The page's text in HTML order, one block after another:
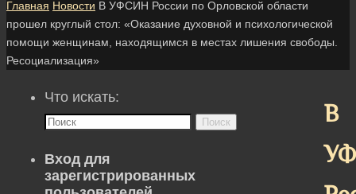
Главная Новости В УФСИН России по Орловской области
прошел круглый стол: «Оказание духовной и психологической
помощи женщинам, находящимся в местах лишения свободы.
Ресоциализация»
В
Что искать:
Поиск
Вход для
зарегистрированных